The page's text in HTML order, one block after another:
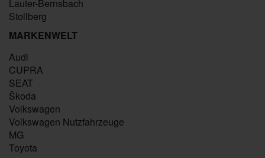
Lauter-Bernsbach
Stollberg
MARKENWELT
Audi
CUPRA
SEAT
Škoda
Volkswagen
Volkswagen Nutzfahrzeuge
MG
Toyota